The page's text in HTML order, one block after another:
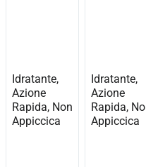
Idratante,
Azione
Rapida, Non
Appiccica
Idratante,
Azione
Rapida,
Appiccica